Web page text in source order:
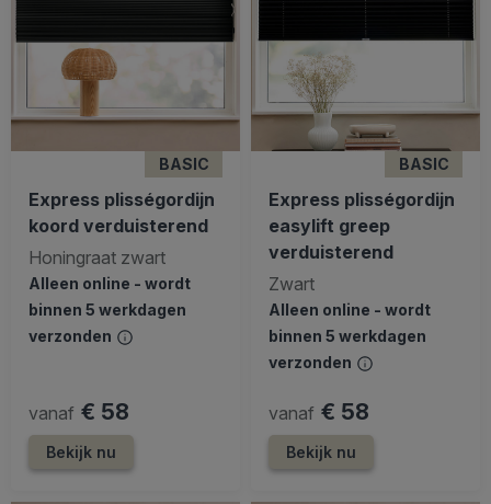
BASIC
Express plisségordijn
koord verduisterend
Honingraat zwart
Alleen online - wordt
binnen 5 werkdagen
verzonden
vanaf € 58
Bekijk nu
BASIC
Express plisségordijn
easylift greep
verduisterend
Zwart
Alleen online - wordt
binnen 5 werkdagen
verzonden
vanaf € 58
Bekijk nu